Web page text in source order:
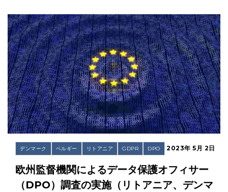
デンマーク ベルギー リトアニア GDPR DPO 2023年 5月 2日
欧州監督機関によるデータ保護オフィサー
（DPO）調査の実施（リトアニア、デンマ